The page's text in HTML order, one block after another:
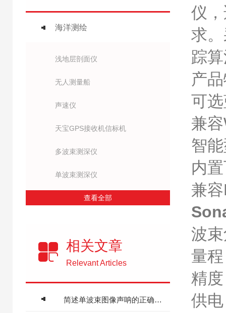
海洋测绘
浅地层剖面仪
无人测量船
声速仪
天宝GPS接收机信标机
多波束测深仪
单波束测深仪
查看全部
相关文章
Relevant Articles
简述单波束图像声呐的正确使用方法
仪
求
踪
产
可
兼
智
内
兼
波
量
精
供